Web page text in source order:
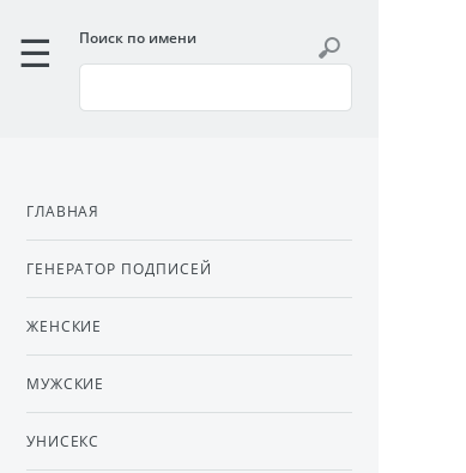
Поиск по имени
ГЛАВНАЯ
ГЕНЕРАТОР ПОДПИСЕЙ
ЖЕНСКИЕ
МУЖСКИЕ
УНИСЕКС